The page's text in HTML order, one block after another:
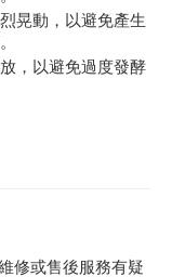
晃動，以避免產生
，以避免過度發酵
修或售後服務有疑